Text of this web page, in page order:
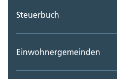
Steuerbuch
Einwohnergemeinden